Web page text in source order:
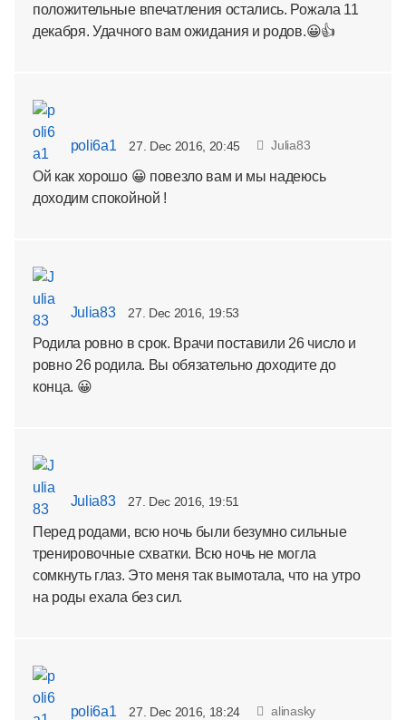
положительные впечатления остались. Рожала 11
декабря. Удачного вам ожидания и родов.😀👍
poli6a1 27. Dec 2016, 20:45 Julia83
Ой как хорошо 😀 повезло вам и мы надеюсь
доходим спокойной !
Julia83 27. Dec 2016, 19:53
Родила ровно в срок. Врачи поставили 26 число и
ровно 26 родила. Вы обязательно доходите до
конца. 😀
Julia83 27. Dec 2016, 19:51
Перед родами, всю ночь были безумно сильные
тренировочные схватки. Всю ночь не могла
сомкнуть глаз. Это меня так вымотала, что на утро
на роды ехала без сил.
poli6a1 27. Dec 2016, 18:24 alinasky